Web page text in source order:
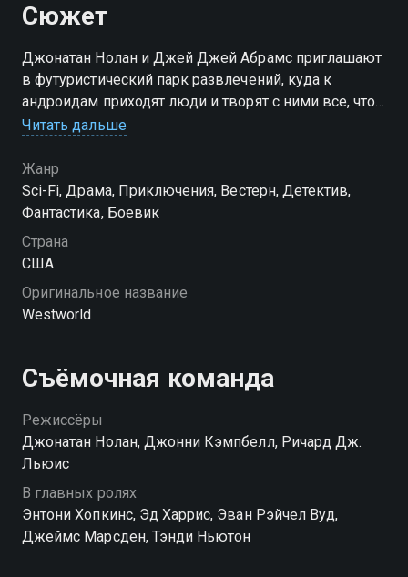
Сюжет
Джонатан Нолан и Джей Джей Абрамс приглашают
в футуристический парк развлечений, куда к
андроидам приходят люди и творят с ними все, что
вздумается. Смотреть сериал «Мир Дикого Запада»
Амедиатека в Смотрёшке.
Читать дальше
Жанр
Sci-Fi, Драма, Приключения, Вестерн, Детектив,
Фантастика, Боевик
Страна
США
Оригинальное название
Westworld
Съёмочная команда
Режиссёры
Джонатан Нолан, Джонни Кэмпбелл, Ричард Дж.
Льюис
В главных ролях
Энтони Хопкинс, Эд Харрис, Эван Рэйчел Вуд,
Джеймс Марсден, Тэнди Ньютон